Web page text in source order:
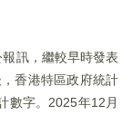
訊，繼較早時發表
香港特區政府統計
數字。2025年12月